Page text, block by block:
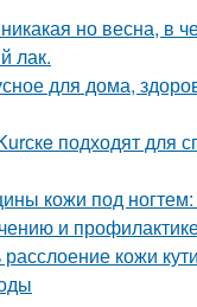
но весна, в
лак.
для дома,
подходят для
кожи под
и
кожи